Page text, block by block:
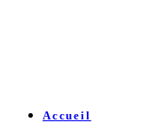
Accueil